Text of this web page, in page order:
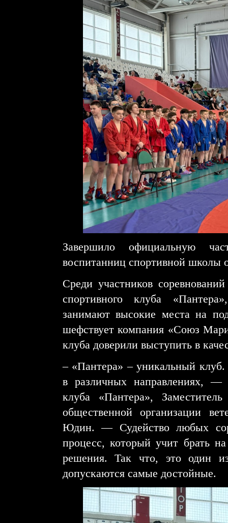
Завершило официальную
воспитанниц спортивной школы
Среди участников
спортивного клуба
занимают высокие места на
шефствует компания «Союз
клуба доверили выступить в
– «Пантера» ‒ уникальный
в различных направлениях, —
клуба «Пантера»,
общественной организации
Юдин. — Судейство любых
процесс, который учит брать на
решения. Так что, это один
допускаются самые достойные.